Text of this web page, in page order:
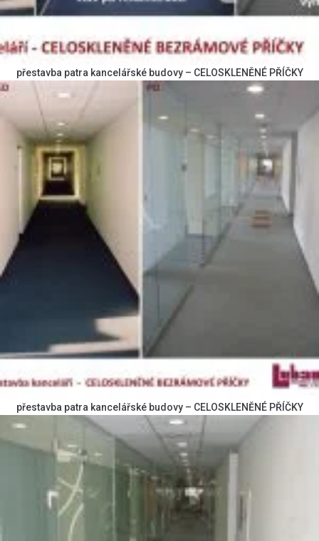
přestavba patra kancelářské budovy – CELOSKLENĚNÉ PŘÍČKY
přestavba patra kancelářské budovy – CELOSKLENĚNÉ PŘÍČKY